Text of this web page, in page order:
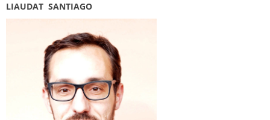
LIAUDAT SANTIAGO